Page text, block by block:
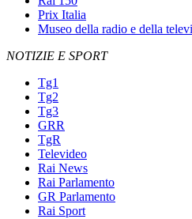
Prix Italia
Museo della radio e della
NOTIZIE E SPORT
Tg1
Tg2
Tg3
GRR
TgR
Televideo
Rai News
Rai Parlamento
GR Parlamento
Rai Sport